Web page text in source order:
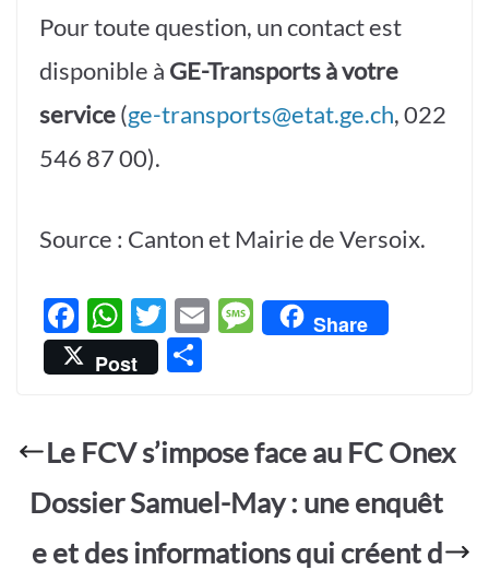
Pour toute question, un contact est
disponible à GE-Transports à votre
service(ge-transports@etat.ge.ch, 022
546 87 00).
Source : Canton et Mairie de Versoix.
F
ac
e
o
o
k
W
h
at
A
p
p
T
w
itt
E
M
es
e
Share
Post
g
er
Le FCV s’impose face au FC Onex
Dossier Samuel-May : une enquêt
e et des informations qui créent d